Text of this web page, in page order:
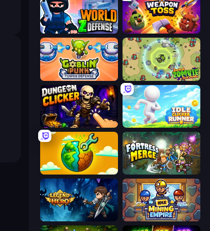
World Z Defense - Zombie Defense Weapon Toss
Goblin Punk Tower Defense Jackal Zombie Survival
Dungeon Clicker Idle Clicker Runner
Land Explorers: Merge & Build Fortress Merge
Legend of Hero Idle Mining Empire